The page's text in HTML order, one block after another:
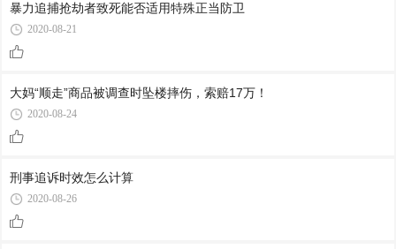
暴力追捕抢劫者致死能否适用特殊正当防卫
2020-08-21
大妈“顺走”商品被调查时坠楼摔伤，索赔17万！
2020-08-24
刑事追诉时效怎么计算
2020-08-26